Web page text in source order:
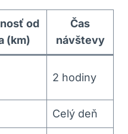
od
(km)
Čas
návštevy
2 hodiny
Celý deň